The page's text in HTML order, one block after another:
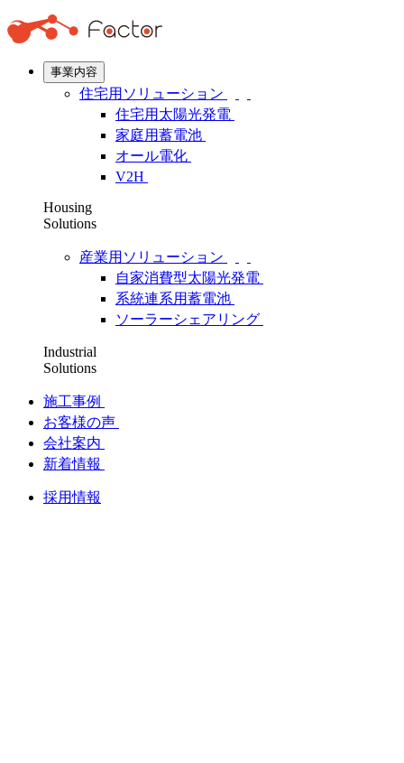
事業内容
住宅用ソリューション
住宅用太陽光発電
家庭用蓄電池
オール電化
V2H
Housing
Solutions
産業用ソリューション
自家消費型太陽光発電
系統連系用蓄電池
ソーラーシェアリング
Industrial
Solutions
施工事例
お客様の声
会社案内
新着情報
採用情報